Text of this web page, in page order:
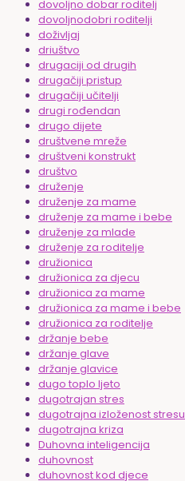
dovoljno dobar roditelj
dovoljnodobri roditelji
doživljaj
driuštvo
drugaciji od drugih
drugačiji pristup
drugačiji učitelji
drugi rođendan
drugo dijete
društvene mreže
društveni konstrukt
društvo
druženje
druženje za mame
druženje za mame i bebe
druženje za mlade
druženje za roditelje
družionica
družionica za djecu
družionica za mame
družionica za mame i bebe
družionica za roditelje
držanje bebe
držanje glave
držanje glavice
dugo toplo ljeto
dugotrajan stres
dugotrajna izloženost stresu
dugotrajna kriza
Duhovna inteligencija
duhovnost
duhovnost kod djece